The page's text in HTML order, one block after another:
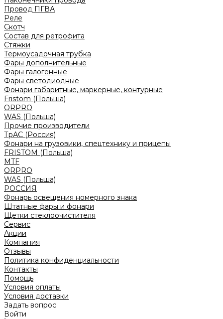
Провод ПГВА
Реле
Скотч
Состав для ретрофита
Стяжки
Термоусадочная трубка
Фары дополнительные
Фары галогенные
Фары светодиодные
Фонари габаритные, маркерные, контурные
Fristom (Польша)
ORPRO
WAS (Польша)
Прочие производители
ТрАС (Россия)
Фонари на грузовики, спецтехнику и прицепы
FRISTOM (Польша)
MTF
ORPRO
WAS (Польша)
РОССИЯ
Фонарь освещения номерного знака
Штатные фары и фонари
Щетки стеклоочистителя
Сервис
Акции
Компания
Отзывы
Политика конфиденциальности
Контакты
Помощь
Условия оплаты
Условия доставки
Задать вопрос
Войти